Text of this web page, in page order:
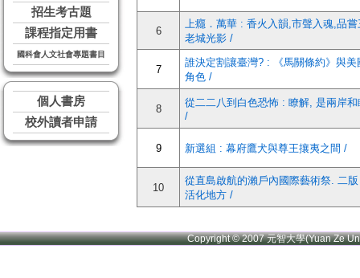
招生考古題
課程指定用書
國科會人文社會專題書目
個人書房
校外讀者申請
6
上癮．萬華 : 香火入韻,市聲入魂,品嘗
老城光影 /
7
誰決定割讓臺灣? : 《馬關條約》與美
角色 /
8
從二二八到白色恐怖 : 瞭解, 是兩岸和
/
9 新選組 : 幕府鷹犬與尊王攘夷之間 /
10
從直島啟航的瀨戶內國際藝術祭. 二
活化地方 /
Copyright © 2007 元智大學(Yuan Ze